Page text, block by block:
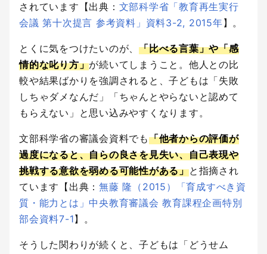
されています【出典： 文部科学省「教育再生実行
会議 第十次提言 参考資料」資料3-2, 2015年】。
とくに気をつけたいのが、 「比べる言葉」や「感
情的な叱り方」が続いてしまうこと。他人との比
較や結果ばかりを強調されると、子どもは「失敗
しちゃダメなんだ」「ちゃんとやらないと認めて
もらえない」と思い込みやすくなります。
文部科学省の審議会資料でも「他者からの評価が
過度になると、自らの良さを見失い、自己表現や
挑戦する意欲を弱める可能性がある」と指摘され
ています【出典： 無藤 隆（2015）「育成すべき資
質・能力とは」中央教育審議会 教育課程企画特別
部会資料7-1】。
そうした関わりが続くと、子どもは「どうせム